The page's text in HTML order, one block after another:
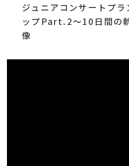
ジュニアコンサートプ
ップPart.2～10日間の
像